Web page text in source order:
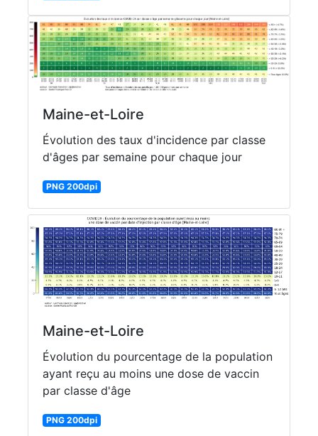
Maine-et-Loire
Évolution des taux d'incidence par classe
d'âges par semaine pour chaque jour
PNG 200dpi
Maine-et-Loire
Évolution du pourcentage de la population
ayant reçu au moins une dose de vaccin
par classe d'âge
PNG 200dpi